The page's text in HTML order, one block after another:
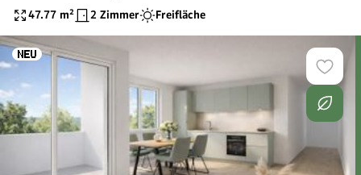
47.77 m² 2 Zimmer Freifläche